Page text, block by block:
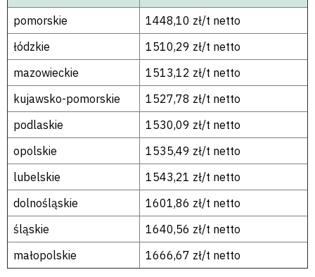
pomorskie
1448,10 zł/t netto
łódzkie
1510,29 zł/t netto
mazowieckie
1513,12 zł/t netto
kujawsko-pomorskie
1527,78 zł/t netto
podlaskie
1530,09 zł/t netto
opolskie
1535,49 zł/t netto
lubelskie
1543,21 zł/t netto
dolnośląskie
1601,86 zł/t netto
śląskie
1640,56 zł/t netto
małopolskie
1666,67 zł/t netto